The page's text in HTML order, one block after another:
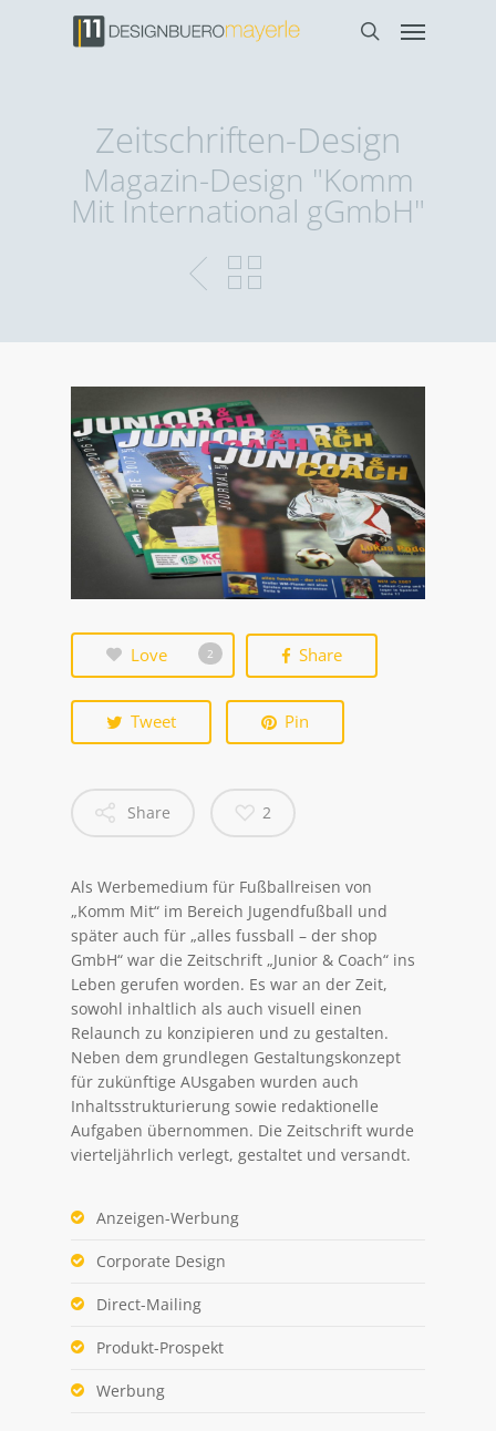
Zeitschriften-Design
Magazin-Design "Komm
Mit International gGmbH"
Love 2 Share
Tweet Pin
Share 2
Als Werbemedium für Fußballreisen von
„Komm Mit“ im Bereich Jugendfußball und
später auch für „alles fussball – der shop
GmbH“ war die Zeitschrift „Junior & Coach“ ins
Leben gerufen worden. Es war an der Zeit,
sowohl inhaltlich als auch visuell einen
Relaunch zu konzipieren und zu gestalten.
Neben dem grundlegen Gestaltungskonzept
für zukünftige AUsgaben wurden auch
Inhaltsstrukturierung sowie redaktionelle
Aufgaben übernommen. Die Zeitschrift wurde
vierteljährlich verlegt, gestaltet und versandt.
Anzeigen-Werbung
Corporate Design
Direct-Mailing
Produkt-Prospekt
Werbung